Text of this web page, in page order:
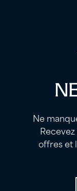
Ne
offres et